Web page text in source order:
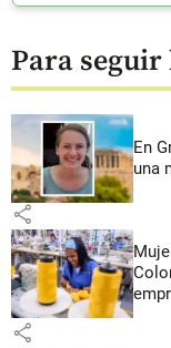
Para seguir
En
una
share
share